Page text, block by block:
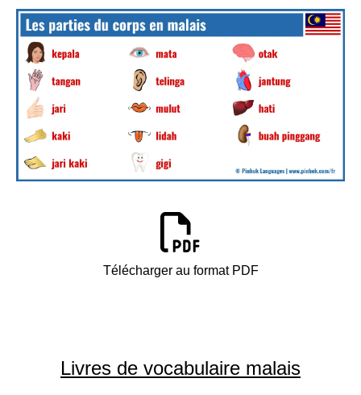
Télécharger au format PDF
Livres de vocabulaire malais